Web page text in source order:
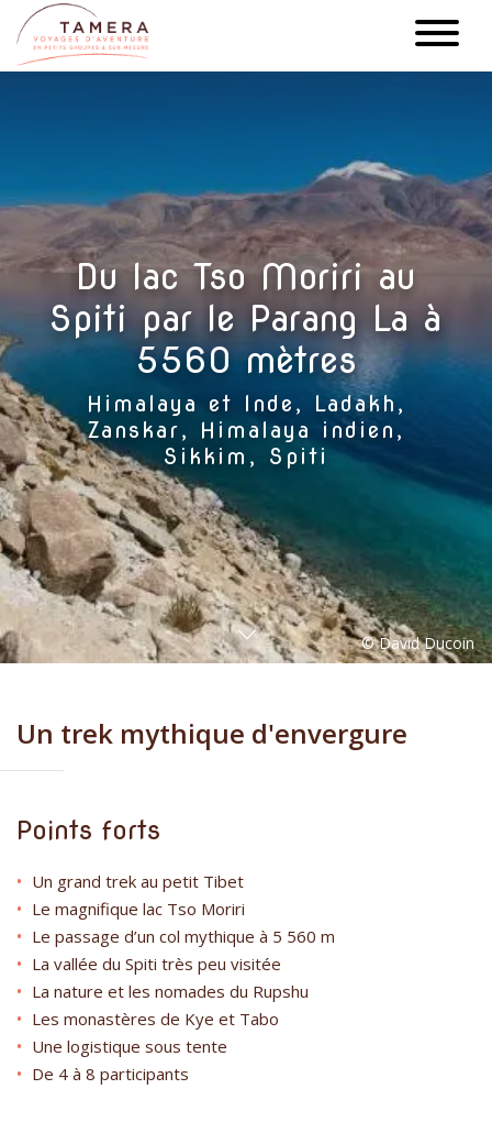
Aller
au
contenu
Du lac Tso Moriri au
Spiti par le Parang La à
5560 mètres
Himalaya et Inde, Ladakh,
Zanskar, Himalaya indien,
Sikkim, Spiti
Un trek mythique d'envergure
Points forts
Un grand trek au petit Tibet
Le magnifique lac Tso Moriri
Le passage d’un col mythique à 5 560 m
La vallée du Spiti très peu visitée
La nature et les nomades du Rupshu
Les monastères de Kye et Tabo
Une logistique sous tente
De 4 à 8 participants